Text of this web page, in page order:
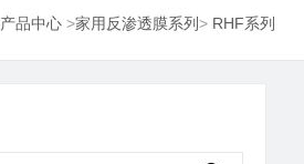
产品中心 >家用反渗透膜系列> RHF系列